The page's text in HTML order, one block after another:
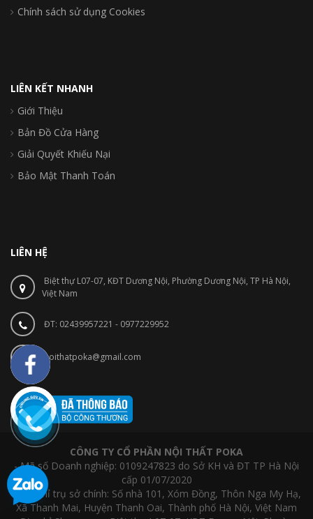
Chính sách sử dụng Cookies
LIÊN KẾT NHANH
Giới Thiệu
Bản Đồ Cửa Hàng
Giải Quyết Khiếu Nại
Bảo Mật Thanh Toán
LIÊN HỆ
Biệt thự L07-07, KĐT Dương Nội, Phường Dương Nội, TP Hà Nội,
Việt Nam
ĐT: 02439957221 - 0977229952
noithatpoka@gmail.com
CÔNG TY CỔ PHẦN NỘI THẤT POKA
- Mã số Doanh nghiệp: 0109247823 do Sở KH và ĐT TP Hà Nội
cấp 01/07/2020
- Địa chỉ trụ sở chính: Số nhà 101, Xóm Đồng, Thôn Nga My Hạ,
Xã Thanh Mai, Huyện Thanh Oai, Thành phố Hà Nội, Việt Nam